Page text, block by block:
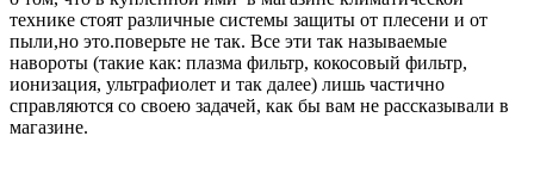
технике стоят различные системы защиты от плесени и от
пыли,но это.поверьте не так. Все эти так называемые
навороты (такие как: плазма фильтр, кокосовый фильтр,
ионизация, ультрафиолет и так далее) лишь частично
справляются со своею задачей, как бы вам не рассказывали в
магазине.